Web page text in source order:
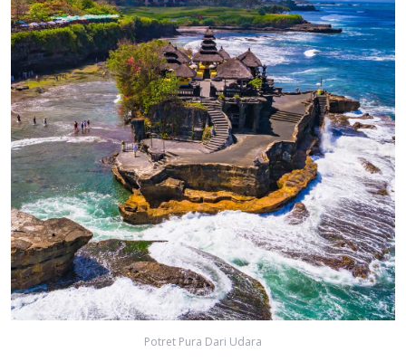
Potret Pura Dari Udara